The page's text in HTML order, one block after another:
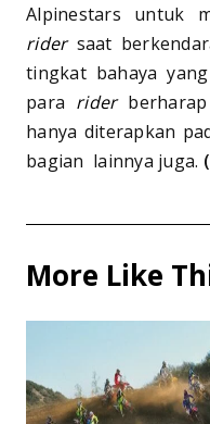
Alpinestars untuk
ridersaat
tingkat bahaya
para riderberharap
hanya diterapkan
bagian lainnya juga.
More Like